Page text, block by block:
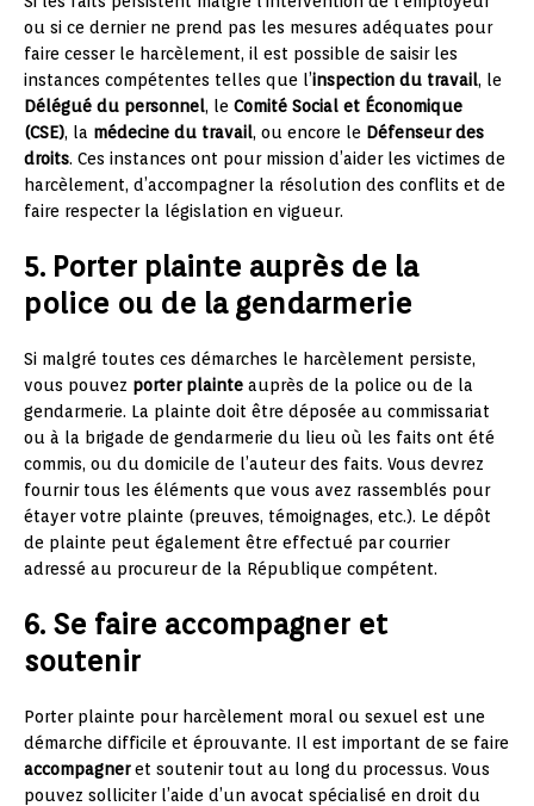
ou si ce dernier ne prend pas les mesures adéquates pour
faire cesser le harcèlement, il est possible de saisir les
instances compétentes telles que l’inspection du travail, le
Délégué du personnel, le Comité Social et Économique
(CSE), la médecine du travail, ou encore le Défenseur des
droits. Ces instances ont pour mission d’aider les victimes de
harcèlement, d’accompagner la résolution des conflits et de
faire respecter la législation en vigueur.
5. Porter plainte auprès de la
police ou de la gendarmerie
Si malgré toutes ces démarches le harcèlement persiste,
vous pouvez porter plainte auprès de la police ou de la
gendarmerie. La plainte doit être déposée au commissariat
ou à la brigade de gendarmerie du lieu où les faits ont été
commis, ou du domicile de l’auteur des faits. Vous devrez
fournir tous les éléments que vous avez rassemblés pour
étayer votre plainte (preuves, témoignages, etc.). Le dépôt
de plainte peut également être effectué par courrier
adressé au procureur de la République compétent.
6. Se faire accompagner et
soutenir
Porter plainte pour harcèlement moral ou sexuel est une
démarche difficile et éprouvante. Il est important de se faire
accompagneret soutenir tout au long du processus. Vous
pouvez solliciter l’aide d’un avocat spécialisé en droit du